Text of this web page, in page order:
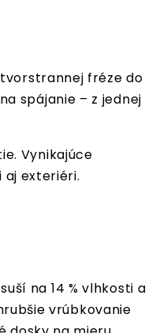
fréze do
spájanie – z jednej
Vynikajúce
exteriéri.
na 14 % vlhkosti a
vrúbkovanie